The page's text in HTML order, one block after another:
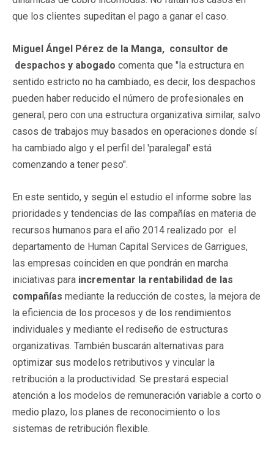
que los clientes supeditan el pago a ganar el caso.
Miguel Ángel Pérez de la Manga, consultor de
despachos y abogado comenta que "la estructura en
sentido estricto no ha cambiado, es decir, los despachos
pueden haber reducido el número de profesionales en
general, pero con una estructura organizativa similar, salvo
casos de trabajos muy basados en operaciones donde sí
ha cambiado algo y el perfil del 'paralegal' está
comenzando a tener peso".
En este sentido, y según el estudio el informe sobre las
prioridades y tendencias de las compañías en materia de
recursos humanos para el año 2014 realizado por el
departamento de Human Capital Services de Garrigues,
las empresas coinciden en que pondrán en marcha
iniciativas para incrementar la rentabilidad de las
compañías mediante la reducción de costes, la mejora de
la eficiencia de los procesos y de los rendimientos
individuales y mediante el rediseño de estructuras
organizativas. También buscarán alternativas para
optimizar sus modelos retributivos y vincular la
retribución a la productividad. Se prestará especial
atención a los modelos de remuneración variable a corto o
medio plazo, los planes de reconocimiento o los
sistemas de retribución flexible.